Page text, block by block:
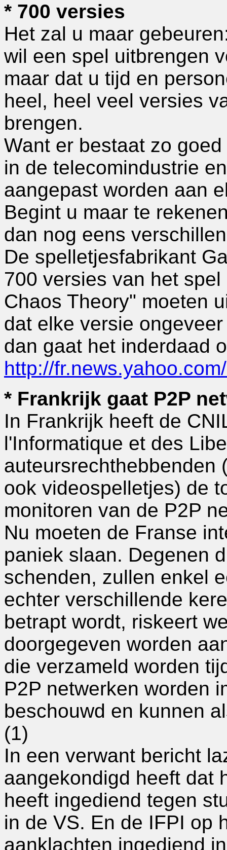
* 700 versies
Het zal u maar
wil een spel uitbrengen
maar dat u tijd en
heel, heel veel versies
brengen.
Want er bestaat zo
in de telecomindustrie
aangepast worden aan
Begint u maar te
dan nog eens
De spelletjesfabrikant
700 versies van het
Chaos Theory" moeten
dat elke versie
dan gaat het inderdaad
http://
* Frankrijk gaat P2P
In Frankrijk heeft de
l'Informatique et des
auteursrechthebbenden
ook videospelletjes) de
monitoren van de P2P
Nu moeten de Franse
paniek slaan. Degenen
schenden, zullen enkel
echter verschillende
betrapt wordt, riskeert
doorgegeven worden
die verzameld worden
P2P netwerken worden
beschouwd en kunnen
(1)
In een verwant bericht
aangekondigd heeft dat
heeft ingediend tegen
in de VS. En de IFPI op
aanklachten ingediend